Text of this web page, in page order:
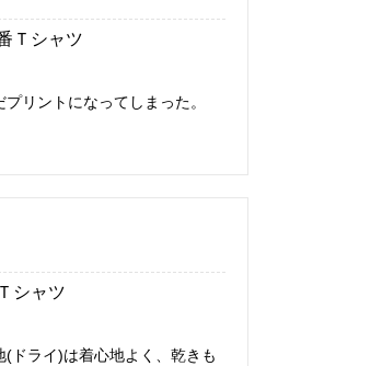
Ｔシャツ
リントになってしまった。
シャツ
ドライ)は着心地よく、乾きも